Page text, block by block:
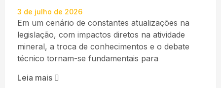
3 de julho de 2026
Em um cenário de constantes atualizações na
legislação, com impactos diretos na atividade
mineral, a troca de conhecimentos e o debate
técnico tornam-se fundamentais para
Leia mais